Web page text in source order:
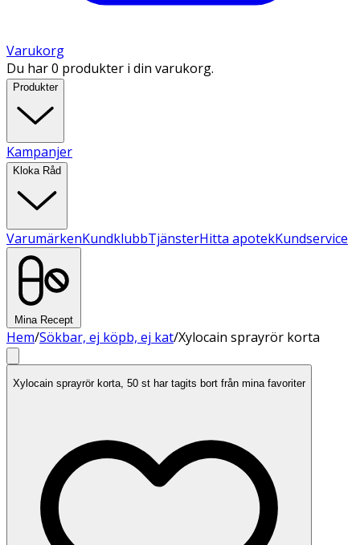
Varukorg
Du har 0 produkter i din varukorg.
Produkter
Kampanjer
Kloka Råd
VarumärkenKundklubbTjänsterHitta apotekKundservice
Mina Recept
Hem/Sökbar, ej köpb, ej kat/Xylocain sprayrör korta
Xylocain sprayrör korta, 50 st har tagits bort från mina favoriter